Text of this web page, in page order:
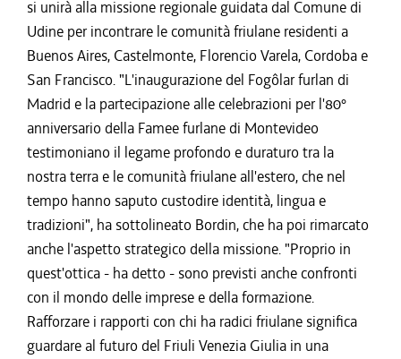
si unirà alla missione regionale guidata dal Comune di
Udine per incontrare le comunità friulane residenti a
Buenos Aires, Castelmonte, Florencio Varela, Cordoba e
San Francisco. "L'inaugurazione del Fogôlar furlan di
Madrid e la partecipazione alle celebrazioni per l'80°
anniversario della Famee furlane di Montevideo
testimoniano il legame profondo e duraturo tra la
nostra terra e le comunità friulane all'estero, che nel
tempo hanno saputo custodire identità, lingua e
tradizioni", ha sottolineato Bordin, che ha poi rimarcato
anche l'aspetto strategico della missione. "Proprio in
quest'ottica - ha detto - sono previsti anche confronti
con il mondo delle imprese e della formazione.
Rafforzare i rapporti con chi ha radici friulane significa
guardare al futuro del Friuli Venezia Giulia in una